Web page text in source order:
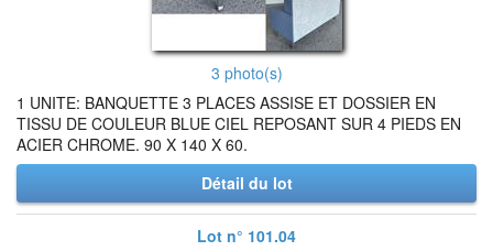
3 photo(s)
1 UNITE: BANQUETTE 3 PLACES ASSISE ET DOSSIER EN
TISSU DE COULEUR BLUE CIEL REPOSANT SUR 4 PIEDS EN
ACIER CHROME. 90 X 140 X 60.
Détail du lot
Lot n° 101.04